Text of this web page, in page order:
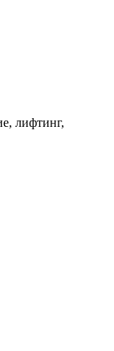
лифтинг,